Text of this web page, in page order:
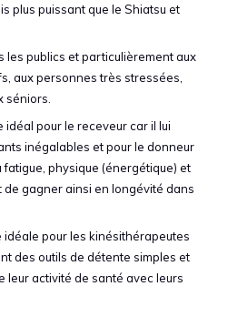
plus puissant que le Shiatsu et
les publics et particulièrement aux
aux personnes très stressées,
séniors.
idéal pour le receveur car il lui
inégalables et pour le donneur
fatigue, physique (énergétique) et
gagner ainsi en longévité dans
idéale pour les kinésithérapeutes
des outils de détente simples et
leur activité de santé avec leurs